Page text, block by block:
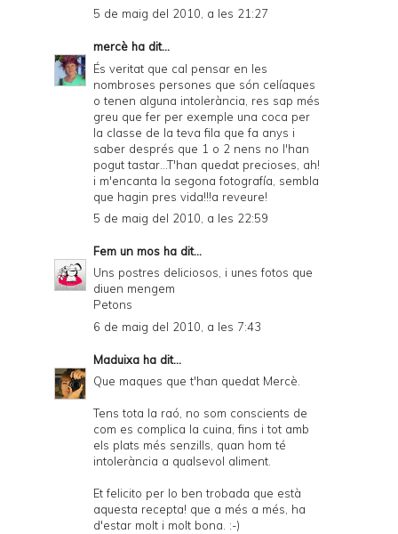
5 de maig del 2010, a les 21:27
mercè ha dit...
És veritat que cal pensar en les
nombroses persones que són celíaques
o tenen alguna intolerància, res sap més
greu que fer per exemple una coca per
la classe de la teva fila que fa anys i
saber després que 1 o 2 nens no l'han
pogut tastar...T'han quedat precioses, ah!
i m'encanta la segona fotografía, sembla
que hagin pres vida!!!a reveure!
5 de maig del 2010, a les 22:59
Fem un mos ha dit...
Uns postres deliciosos, i unes fotos que
diuen mengem
Petons
6 de maig del 2010, a les 7:43
Maduixa ha dit...
Que maques que t'han quedat Mercè.
Tens tota la raó, no som conscients de
com es complica la cuina, fins i tot amb
els plats més senzills, quan hom té
intolerància a qualsevol aliment.
Et felicito per lo ben trobada que està
aquesta recepta! que a més a més, ha
d'estar molt i molt bona. :-)